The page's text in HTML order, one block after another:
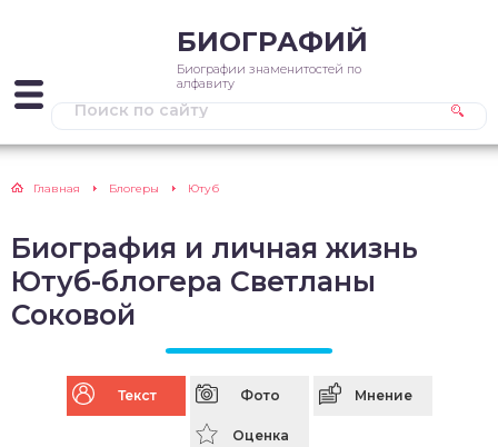
БИОГРАФИЙ
Биографии знаменитостей по
алфавиту
Главная Блогеры Ютуб
Биография и личная жизнь
Ютуб-блогера Светланы
Соковой
Текст Фото Мнение
Оценка